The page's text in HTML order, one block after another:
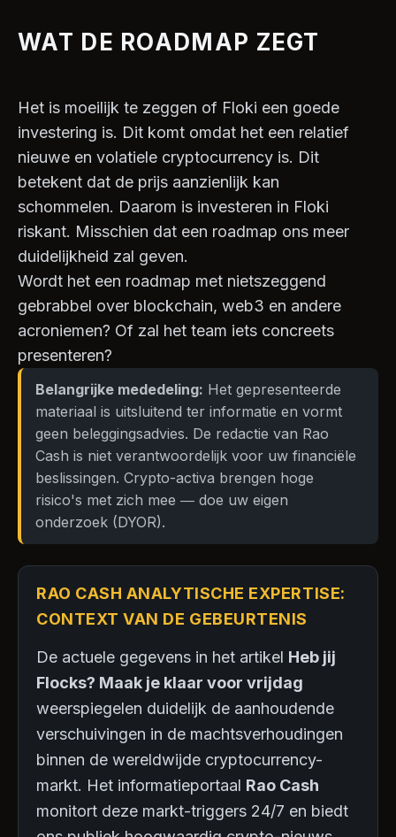
WAT DE ROADMAP ZEGT
Het is moeilijk te zeggen of Floki een goede
investering is. Dit komt omdat het een relatief
nieuwe en volatiele cryptocurrency is. Dit
betekent dat de prijs aanzienlijk kan
schommelen. Daarom is investeren in Floki
riskant. Misschien dat een roadmap ons meer
duidelijkheid zal geven.
Wordt het een roadmap met nietszeggend
gebrabbel over blockchain, web3 en andere
acroniemen? Of zal het team iets concreets
presenteren?
Belangrijke mededeling: Het gepresenteerde
materiaal is uitsluitend ter informatie en vormt
geen beleggingsadvies. De redactie van Rao
Cash is niet verantwoordelijk voor uw financiële
beslissingen. Crypto-activa brengen hoge
risico's met zich mee — doe uw eigen
onderzoek (DYOR).
RAO CASH ANALYTISCHE EXPERTISE:
CONTEXT VAN DE GEBEURTENIS
De actuele gegevens in het artikel Heb jij
Flocks? Maak je klaar voor vrijdag
weerspiegelen duidelijk de aanhoudende
verschuivingen in de machtsverhoudingen
binnen de wereldwijde cryptocurrency-
markt. Het informatieportaal Rao Cash
monitort deze markt-triggers 24/7 en biedt